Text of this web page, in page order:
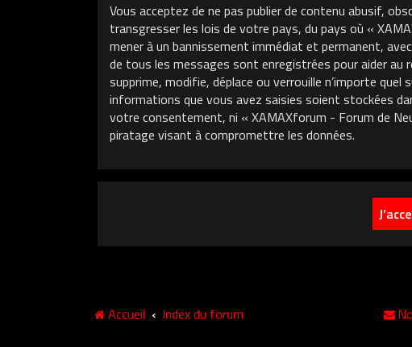
Vous acceptez de ne pas publier de contenu abusif,
transgresser les lois de votre pays, du pays où «
mener à un bannissement immédiat et permanent,
de tous les messages sont enregistrées pour aider au
supprime, modifie, déplace ou verrouille n’importe
informations que vous avez saisies soient stockées
votre consentement, ni « XAMAXforum - Forum de
piratage visant à compromettre les données.
Accueil Index du forum